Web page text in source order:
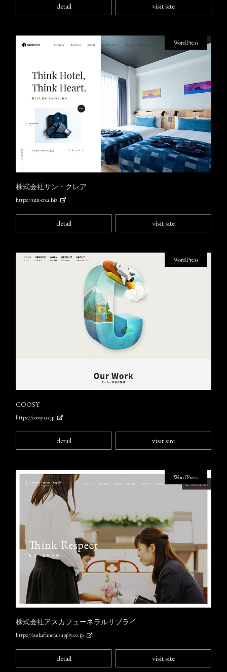
detail visit site
株式会社サン・クレア
https://sun-crea.biz
WordPress
detail visit site
COOSY
https://coosy.co.jp
WordPress
detail visit site
株式会社アスカフューネラルサプライ
https://asukafuneralsupply.co.jp
WordPress
detail visit site